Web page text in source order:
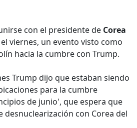
con el presidente de Corea
el viernes, un evento visto como
hacia la cumbre con Trump.
Trump dijo que estaban siendo
para la cumbre
de junio', que espera que
desnuclearización con Corea del